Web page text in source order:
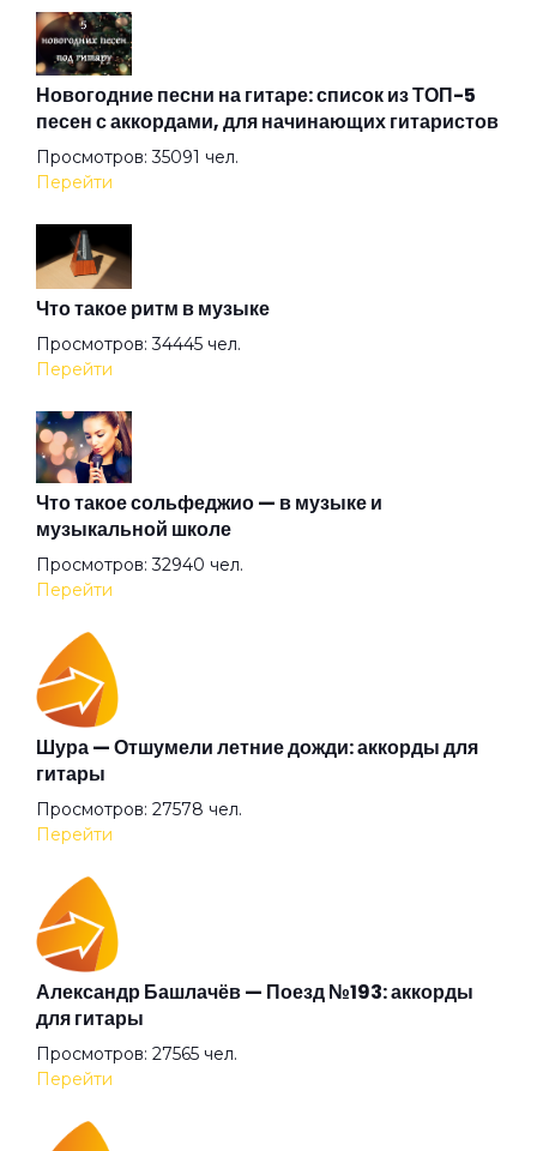
Ангел
Арена
Аристократы
Атлантида
Бабочка
Баргузин
Барышня
Беги (2008)
Беги
Бежали прочь
Безумные выси
Белая
Новогодние песни на гитаре: список из ТОП-5
песен с аккордами, для начинающих гитаристов
Просмотров: 35091 чел.
Перейти
Что такое ритм в музыке
Просмотров: 34445 чел.
Перейти
Что такое сольфеджио — в музыке и
музыкальной школе
Просмотров: 32940 чел.
Перейти
Шура — Отшумели летние дожди: аккорды для
гитары
Просмотров: 27578 чел.
Перейти
Александр Башлачёв — Поезд №193: аккорды
для гитары
Просмотров: 27565 чел.
Перейти